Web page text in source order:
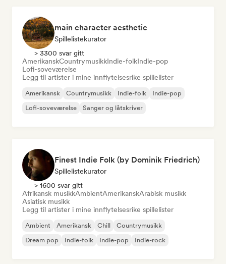
main character aesthetic
Spillelistekurator
> 3300 svar gitt
AmerikanskCountrymusikkIndie-folkIndie-pop
Lofi-soveværelse
Legg til artister i mine innflytelsesrike spillelister
Amerikansk Countrymusikk Indie-folk
Indie-pop
Lofi-soveværelse
Sanger og låtskriver
Finest Indie Folk (by Dominik Friedrich)
Spillelistekurator
> 1600 svar gitt
Afrikansk musikkAmbientAmerikanskArabisk musikk
Asiatisk musikk
Legg til artister i mine innflytelsesrike spillelister
Ambient Amerikansk Chill
Countrymusikk
Dream pop
Indie-folk Indie-pop Indie-rock